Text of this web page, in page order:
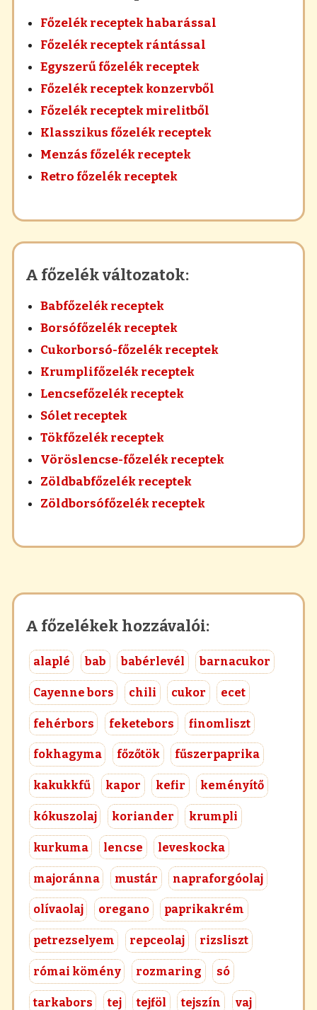
Főzelék receptek habarással
Főzelék receptek rántással
Egyszerű főzelék receptek
Főzelék receptek konzervből
Főzelék receptek mirelitből
Klasszikus főzelék receptek
Menzás főzelék receptek
Retro főzelék receptek
A főzelék változatok:
Babfőzelék receptek
Borsófőzelék receptek
Cukorborsó-főzelék receptek
Krumplifőzelék receptek
Lencsefőzelék receptek
Sólet receptek
Tökfőzelék receptek
Vöröslencse-főzelék receptek
Zöldbabfőzelék receptek
Zöldborsófőzelék receptek
A főzelékek hozzávalói:
alaplé bab babérlevél barnacukor
Cayenne bors chili cukor ecet
fehérbors feketebors finomliszt
fokhagyma főzőtök fűszerpaprika
kakukkfű kapor kefir keményítő
kókuszolaj koriander krumpli
kurkuma lencse leveskocka
majoránna mustár napraforgóolaj
olívaolaj oregano paprikakrém
petrezselyem repceolaj rizsliszt
római kömény rozmaring só
tarkabors tej tejföl tejszín vaj